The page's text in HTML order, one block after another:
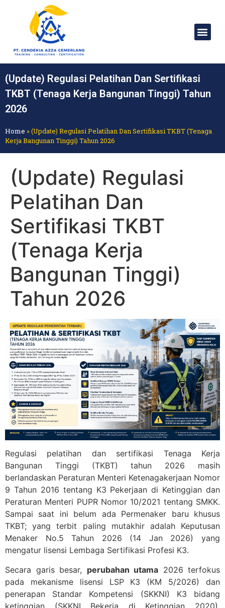
(Update) Regulasi Pelatihan Dan Sertifikasi
TKBT (Tenaga Kerja Bangunan Tinggi) Tahun
2026
Home »(Update) Regulasi Pelatihan Dan Sertifikasi TKBT (Tenaga
Kerja Bangunan Tinggi) Tahun 2026
(Update) Regulasi
Pelatihan Dan
Sertifikasi TKBT
(Tenaga Kerja
Bangunan Tinggi)
Tahun 2026
Regulasi pelatihan dan sertifikasi Tenaga Kerja
Bangunan Tinggi (TKBT) tahun 2026 masih
berlandaskan Peraturan Menteri Ketenagakerjaan Nomor
9 Tahun 2016 tentang K3 Pekerjaan di Ketinggian dan
Peraturan Menteri PUPR Nomor 10/2021 tentang SMKK.
Sampai saat ini belum ada Permenaker baru khusus
TKBT; yang terbit paling mutakhir adalah Keputusan
Menaker No.5 Tahun 2026 (14 Jan 2026) yang
mengatur lisensi Lembaga Sertifikasi Profesi K3.
Secara garis besar, perubahan utama 2026 terfokus
pada mekanisme lisensi LSP K3 (KM 5/2026) dan
penerapan Standar Kompetensi (SKKNI) K3 bidang
ketinggian (SKKNI Bekerja di Ketinggian 2020).